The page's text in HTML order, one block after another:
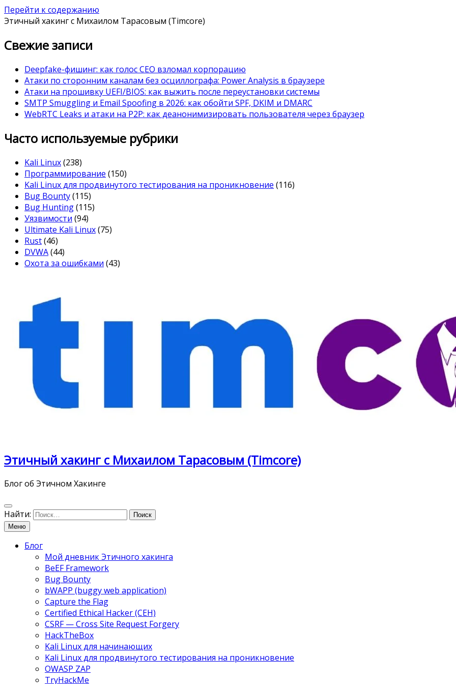
Перейти к содержанию
Этичный хакинг с Михаилом Тарасовым (Timcore)
Свежие записи
Deepfake-фишинг: как голос CEO взломал корпорацию
Атаки по сторонним каналам без осциллографа: Power Analysis в браузере
Атаки на прошивку UEFI/BIOS: как выжить после переустановки системы
SMTP Smuggling и Email Spoofing в 2026: как обойти SPF, DKIM и DMARC
WebRTC Leaks и атаки на P2P: как деанонимизировать пользователя через браузер
Часто используемые рубрики
Kali Linux(238)
Программирование (150)
Kali Linux для продвинутого тестирования на проникновение (116)
Bug Bounty(115)
Bug Hunting(115)
Уязвимости (94)
Ultimate Kali Linux(75)
Rust(46)
DVWA(44)
Охота за ошибками (43)
Этичный хакинг с Михаилом Тарасовым (Timcore)
Блог об Этичном Хакинге
Найти:
Меню
Блог
Мой дневник Этичного хакинга
BeEF Framework
Bug Bounty
bWAPP (buggy web application)
Capture the Flag
Certified Ethical Hacker (CEH)
CSRF — Cross Site Request Forgery
HackTheBox
Kali Linux для начинающих
Kali Linux для продвинутого тестирования на проникновение
OWASP ZAP
TryHackMe